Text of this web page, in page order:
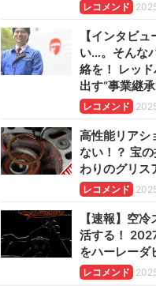
レコメンド
【インタビ
い…。そんな
絡を！ レッ
出す“事業継
レコメンド
高性能リアシ
ない！？ 宝
わりのグリス
レコメンド
【速報】空
活する！
をハーレーダ
レコメンド